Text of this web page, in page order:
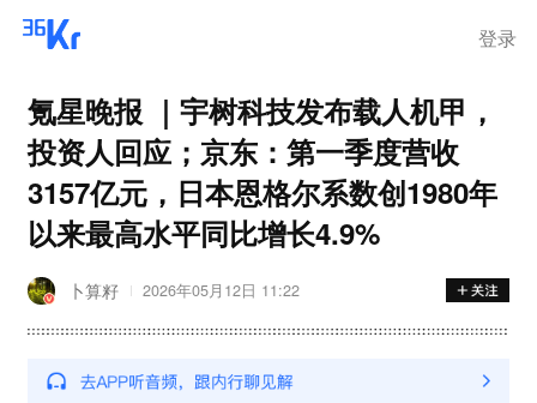
登录
氪星晚报 ｜宇树科技发布载人机甲，
投资人回应；京东：第一季度营收
3157亿元，日本恩格尔系数创1980年
以来最高水平同比增长4.9%
卜算籽 2026年05月12日 11:22